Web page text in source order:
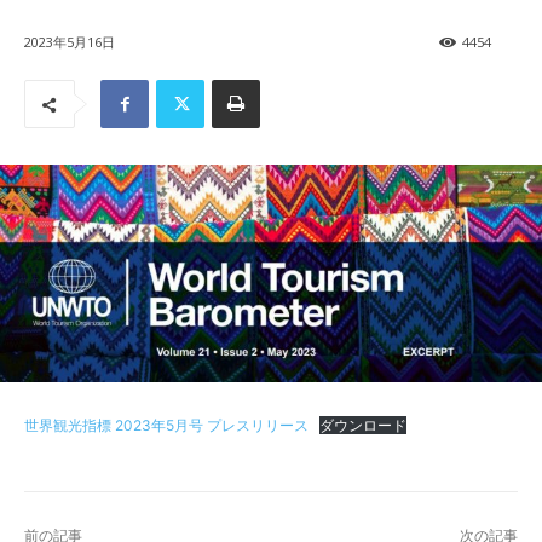
2023年5月16日 4454
世界観光指標 2023年5月号 プレスリリース ダウンロード
前の記事 次の記事